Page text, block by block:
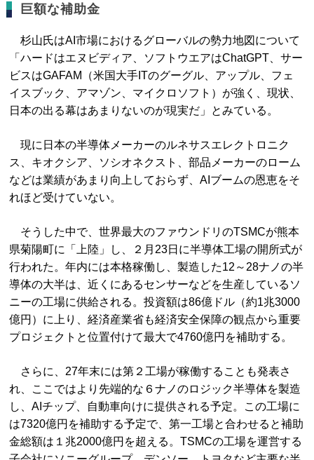
巨額な補助金
杉山氏はAI市場におけるグローバルの勢力地図について
「ハードはエヌビディア、ソフトウエアはChatGPT、サー
ビスはGAFAM（米国大手ITのグーグル、アップル、フェ
イスブック、アマゾン、マイクロソフト）が強く、現状、
日本の出る幕はあまりないのが現実だ」とみている。
現に日本の半導体メーカーのルネサスエレクトロニク
ス、キオクシア、ソシオネクスト、部品メーカーのローム
などは業績があまり向上しておらず、AIブームの恩恵をそ
れほど受けていない。
そうした中で、世界最大のファウンドリのTSMCが熊本
県菊陽町に「上陸」し、２月23日に半導体工場の開所式が
行われた。年内には本格稼働し、製造した12～28ナノの半
導体の大半は、近くにあるセンサーなどを生産しているソ
ニーの工場に供給される。投資額は86億ドル（約1兆3000
億円）に上り、経済産業省も経済安全保障の観点から重要
プロジェクトと位置付けて最大で4760億円を補助する。
さらに、27年末には第２工場が稼働することも発表さ
れ、ここではより先端的な６ナノのロジック半導体を製造
し、AIチップ、自動車向けに提供される予定。この工場に
は7320億円を補助する予定で、第一工場と合わせると補助
金総額は１兆2000億円を超える。TSMCの工場を運営する